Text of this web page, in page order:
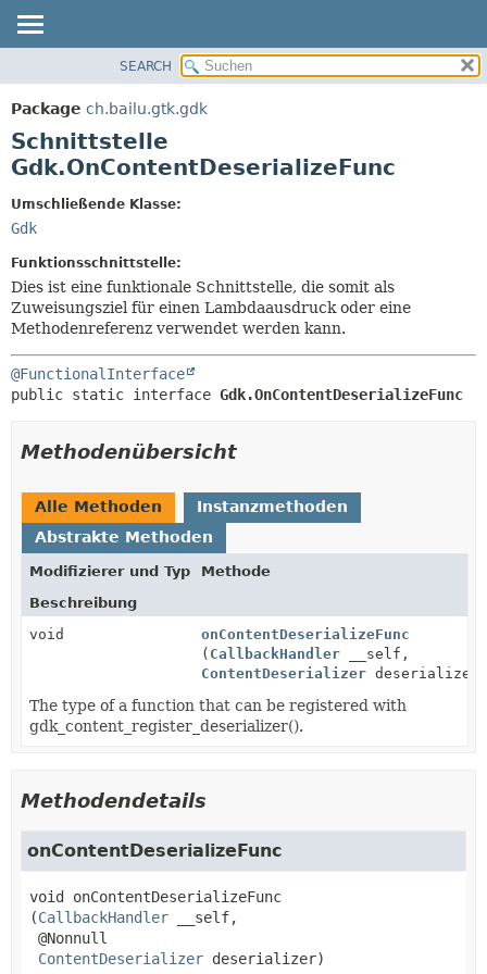
PACKAGE
KLASSE
BAUM
INDEX
KONSTRUKTOR
METHODE
SEARCH
Package ch.bailu.gtk.gdk
Schnittstelle
Gdk.OnContentDeserializeFunc
Umschließende Klasse:
Gdk
Funktionsschnittstelle:
Dies ist eine funktionale Schnittstelle, die somit als
Zuweisungsziel für einen Lambdaausdruck oder eine
Methodenreferenz verwendet werden kann.
@FunctionalInterface
public static interface Gdk.OnContentDeserializeFunc
Methodenübersicht
Alle Methoden
Instanzmethoden
Abstrakte Methoden
Modifizierer und Typ
Methode
Beschreibung
void
onContentDeserializeFunc
( CallbackHandler __self,
ContentDeserializer deserializer)
The type of a function that can be registered with
gdk_content_register_deserializer().
Methodendetails
onContentDeserializeFunc
void onContentDeserializeFunc
(CallbackHandler __self,
@Nonnull
ContentDeserializer deserializer)